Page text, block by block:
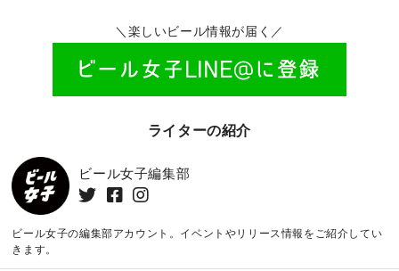
＼楽しいビール情報が届く／
ライターの紹介
ビール女子編集部
ビール女子の編集部アカウント。イベントやリリース情報をご紹介してい
きます。